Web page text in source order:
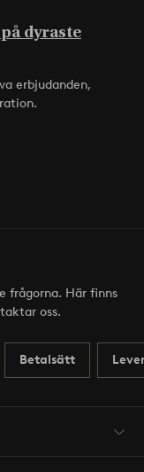
dyraste
erbjudanden,
frågorna. Här finns
oss.
Betalsätt